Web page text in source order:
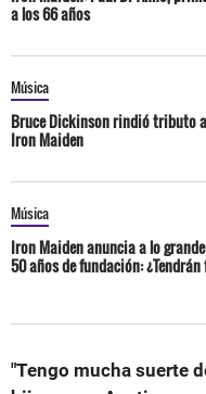
a los 66 años
Música
Bruce Dickinson rindió tributo
Iron Maiden
Música
Iron Maiden anuncia a lo
50 años de fundación: ¿Tendrán
"Tengo mucha suerte